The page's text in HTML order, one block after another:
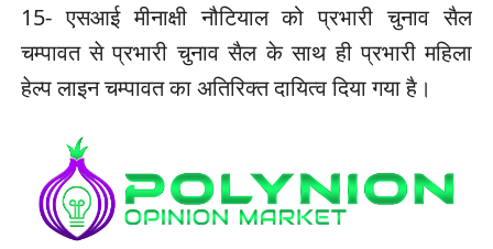
15- एसआई मीनाक्षी नौटियाल को प्रभारी चुनाव सैल
चम्पावत से प्रभारी चुनाव सैल के साथ ही प्रभारी महिला
हेल्प लाइन चम्पावत का अतिरिक्त दायित्व दिया गया है।